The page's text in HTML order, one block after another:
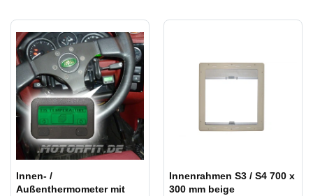
Innen- /
Außenthermometer mit
Innenrahmen S3 / S4 700 x
300 mm beige